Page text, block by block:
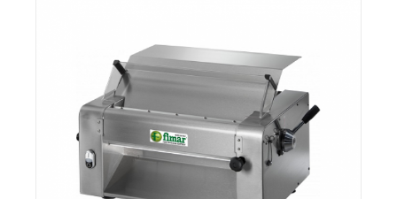
פרטים: